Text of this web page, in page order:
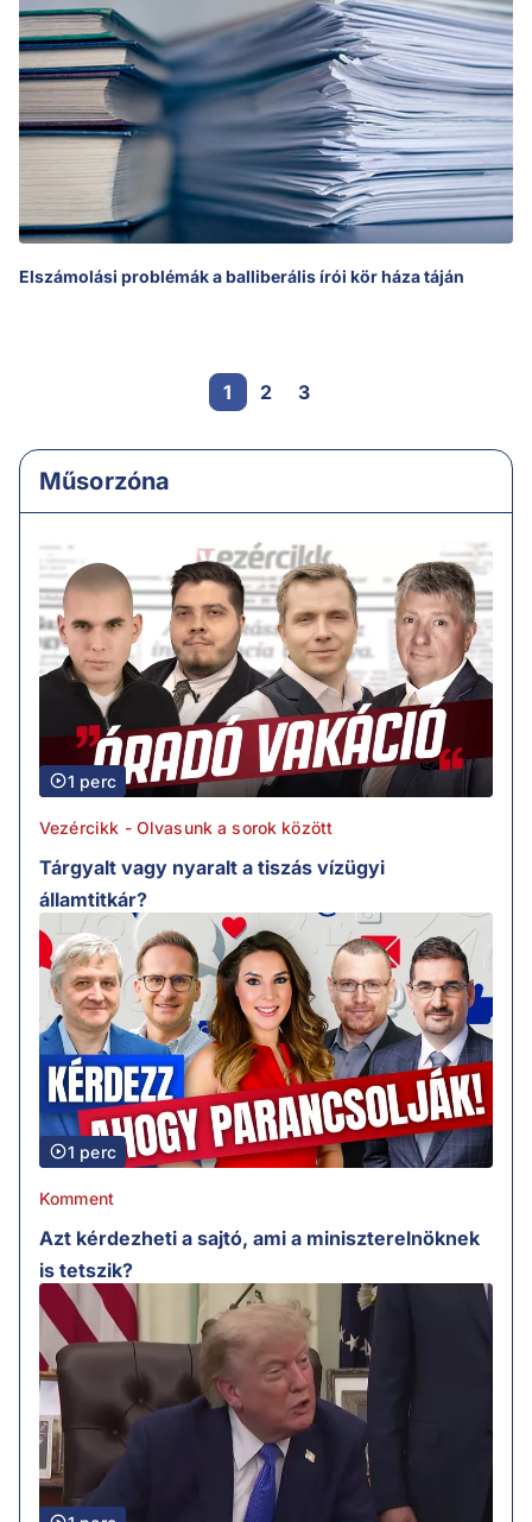
Elszámolási problémák a balliberális írói kör háza táján
1 2 3
Műsorzóna
1 perc
Vezércikk - Olvasunk a sorok között
Tárgyalt vagy nyaralt a tiszás vízügyi
államtitkár?
1 perc
Komment
Azt kérdezheti a sajtó, ami a miniszterelnöknek
is tetszik?